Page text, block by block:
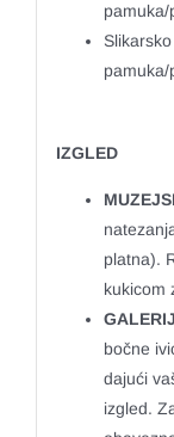
IZGLED
platna).
kukicom
bočne
dajući
izgled.